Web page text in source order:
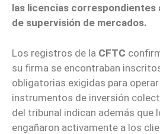
las licencias correspondientes
de supervisión de mercados.
Los registros de la CFTC
su firma se encontraban
obligatorias exigidas para
instrumentos de inversión
del tribunal indican además que
engañaron activamente a los